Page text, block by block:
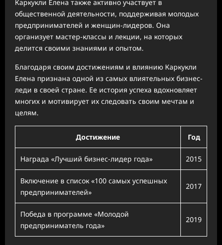
Каркукли Елена также активно участвует в
общественной деятельности, поддерживая молодых
предпринимателей и женщин-лидеров. Она
организует мастер-классы и лекции, на которых
делится своими знаниями и опытом.
Благодаря своим достижениям и влиянию Каркукли
Елена признана одной из самых влиятельных бизнес-
леди в своей стране. Ее история успеха вдохновляет
многих и мотивирует их следовать своим мечтам и
целям.
Достижение Год
Награда «Лучший бизнес-лидер года» 2015
Включение в список «100 самых успешных
предпринимателей»
2017
Победа в программе «Молодой
предприниматель года»
2019